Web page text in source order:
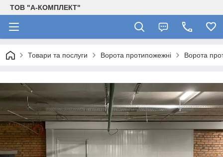
ТОВ "А-КОМПЛЕКТ"
Товари та послуги Ворота протипожежні Ворота